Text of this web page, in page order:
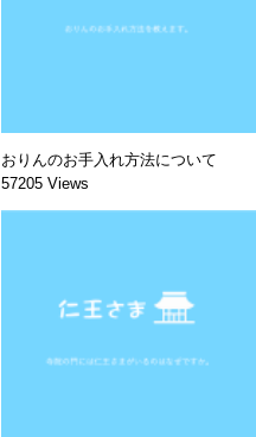
おりんのお手入れ方法について
57205 Views